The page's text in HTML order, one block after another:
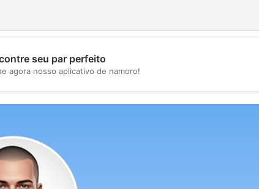
💖
seu par perfeito
agora nosso aplicativo de namoro!